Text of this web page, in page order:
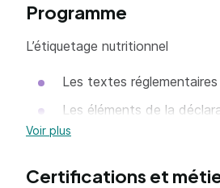
Réaliser sa veille
Programme
L’étiquetage nutritionnel
Les textes réglementaires
Les éléments de la
et leurs unités
; RNJ)
Voir plus
Certifications et